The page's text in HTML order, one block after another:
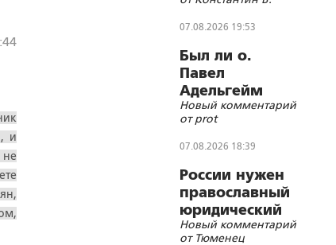
и
07.08.2026 19:53
Был ли о.
Павел
Адельгейм
членом
кочетковского
братства?
Новый комментарий
от prot
07.08.2026 18:39
России нужен
православный
юридический
СОБР
Новый комментарий
от Тюменец